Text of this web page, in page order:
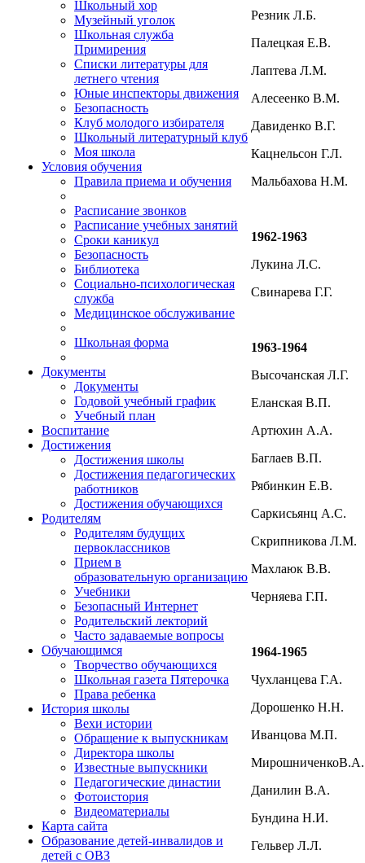
Школьный хор
Музейный уголок
Школьная служба
Примирения
Списки литературы для
летнего чтения
Юные инспекторы движения
Безопасность
Клуб молодого избирателя
Школьный литературный клуб
Моя школа
Условия обучения
Правила приема и обучения
Расписание звонков
Расписание учебных занятий
Сроки каникул
Безопасность
Библиотека
Социально-психологическая
служба
Медицинское обслуживание
Школьная форма
Документы
Документы
Годовой учебный график
Учебный план
Воспитание
Достижения
Достижения школы
Достижения педагогических
работников
Достижения обучающихся
Родителям
Родителям будущих
первоклассников
Прием в
образовательную организацию
Учебники
Безопасный Интернет
Родительский лекторий
Часто задаваемые вопросы
Обучающимся
Творчество обучающихся
Школьная газета Пятерочка
Права ребенка
История школы
Вехи истории
Обращение к выпускникам
Директора школы
Известные выпускники
Педагогические династии
Фотоистория
Видеоматериалы
Карта сайта
Образование детей-инвалидов и
детей с ОВЗ
Резник Л.Б.
Палецкая Е.В.
Лаптева Л.М.
Алесеенко В.М.
Давиденко В.Г.
Кацнельсон Г.Л.
Мальбахова Н.М.
1962-1963
Лукина Л.С.
Свинарева Г.Г.
1963-1964
Высочанская Л.Г.
Еланская В.П.
Артюхин А.А.
Баглаев В.П.
Рябинкин Е.В.
Саркисьянц А.С.
Скрипникова Л.М.
Махлаюк В.В.
Черняева Г.П.
1964-1965
Чухланцева Г.А.
Дорошенко Н.Н.
Иванцова М.П.
Данилин В.А.
Бундина Н.И.
Гельвер Л.Л.